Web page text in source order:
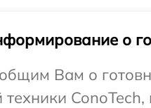
о
Вам о